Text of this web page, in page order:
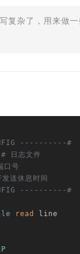
复杂了，用来做一
----------#
# 日志文件
口号
送休息时间
----------#
read